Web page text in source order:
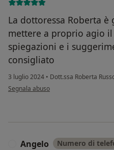
La dottoressa Roberta è
mettere a proprio agio
spiegazioni e i
consigliato
3 luglio 2024 • Dott.ssa Roberta
secondo l'opinione dell'utente
Segnala abuso
Angelo Numero di